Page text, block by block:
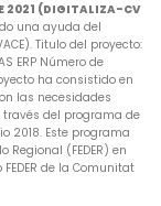
2021 (DIGITALIZA-CV
una ayuda del
Titulo del proyecto:
ERP Número de
ha consistido en
las necesidades
del programa de
2018. Este programa
(FEDER) en
de la Comunitat